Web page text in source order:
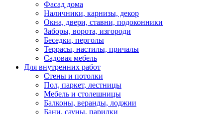
Фасад дома
Наличники, карнизы, декор
Окна, двери, ставни, подоконники
Заборы, ворота, изгороди
Беседки, перголы
Террасы, настилы, причалы
Садовая мебель
Для внутренних работ
Стены и потолки
Пол, паркет, лестницы
Мебель и столешницы
Балконы, веранды, лоджии
Бани, сауны, парилки